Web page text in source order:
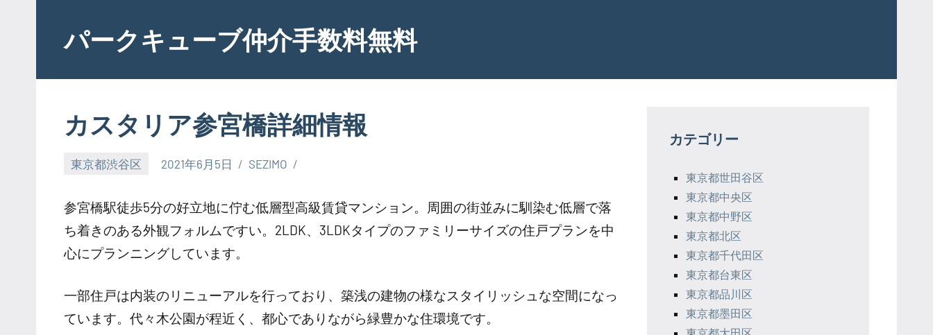
contentパークキューブ仲介手数料無料
カスタリア参宮橋詳細情報
東京都渋谷区 2021年6月5日 SEZIMO
参宮橋駅徒歩5分の好立地に佇む低層型高級賃貸マンション。周囲の街並みに馴染む低層で落
ち着きのある外観フォルムですい。2LDK、3LDKタイプのファミリーサイズの住戸プランを中
心にプランニングしています。
一部住戸は内装のリニューアルを行っており、築浅の建物の様なスタイリッシュな空間になっ
ています。代々木公園が程近く、都心でありながら緑豊かな住環境です。
カテゴリー
東京都世田谷区
東京都中央区
東京都中野区
東京都北区
東京都千代田区
東京都台東区
東京都品川区
東京都墨田区